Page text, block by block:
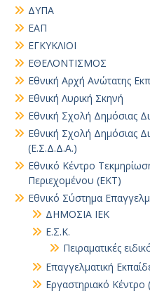
ΔΥΠΑ
ΕΑΠ
ΕΓΚΥΚΛΙΟΙ
ΕΘΕΛΟΝΤΙΣΜΟΣ
Εθνική Αρχή Ανώτατης
Εθνική Λυρική Σκηνή
Εθνική Σχολή Δημόσιας
Εθνική Σχολή Δημόσιας
(Ε.Σ.Δ.Δ.Α.)
Εθνικό Κέντρο
Περιεχομένου (ΕΚΤ)
Εθνικό Σύστημα
ΔΗΜΟΣΙΑ ΙΕΚ
Ε.Σ.Κ.
Πειραματικές
Επαγγελματική
Εργαστηριακό Κέντρο